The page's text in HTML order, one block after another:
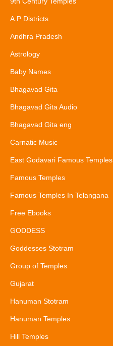
A.P Districts
Andhra Pradesh
Astrology
Baby Names
Bhagavad Gita
Bhagavad Gita Audio
Bhagavad Gita eng
Carnatic Music
East Godavari Famous Temples
Famous Temples
Famous Temples In Telangana
Free Ebooks
GODDESS
Goddesses Stotram
Group of Temples
Gujarat
Hanuman Stotram
Hanuman Temples
Hill Temples